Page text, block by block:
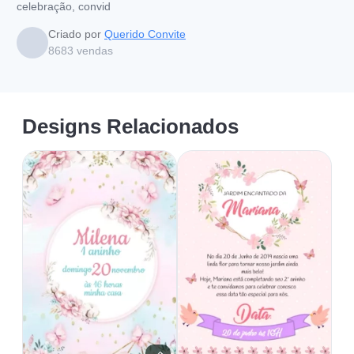
celebração, convid
Criado por Querido Convite
8683 vendas
Designs Relacionados